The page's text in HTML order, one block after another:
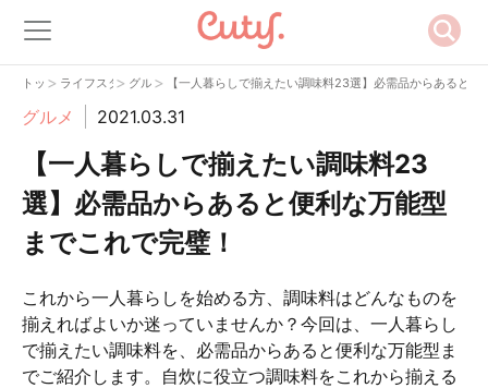
トップ
> ライフスタイル
> グルメ
> 【一人暮らしで揃えたい調味料23選】必需品からあると
グルメ 2021.03.31
【一人暮らしで揃えたい調味料23
選】必需品からあると便利な万能型
までこれで完璧！
これから一人暮らしを始める方、調味料はどんなものを
揃えればよいか迷っていませんか？今回は、一人暮らし
で揃えたい調味料を、必需品からあると便利な万能型ま
でご紹介します。自炊に役立つ調味料をこれから揃える